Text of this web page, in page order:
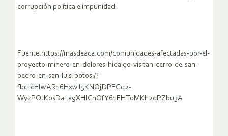
corrupción política e impunidad.
Fuente:https://masdeaca.com/comunidades-afectadas-por-el-
proyecto-minero-en-dolores-hidalgo-visitan-cerro-de-san-
pedro-en-san-luis-potosi/?
fbclid=IwAR16HxwJ5KNQjDPFGq2-
WyzPOtK0sDaLa9XHICnQfY61EHT0MKh2qPZbu3A